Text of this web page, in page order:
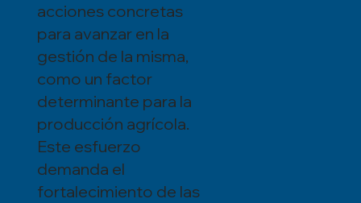
acciones concretas
para avanzar en la
gestión de la misma,
como un factor
determinante para la
producción agrícola.
Este esfuerzo
demanda el
fortalecimiento de las